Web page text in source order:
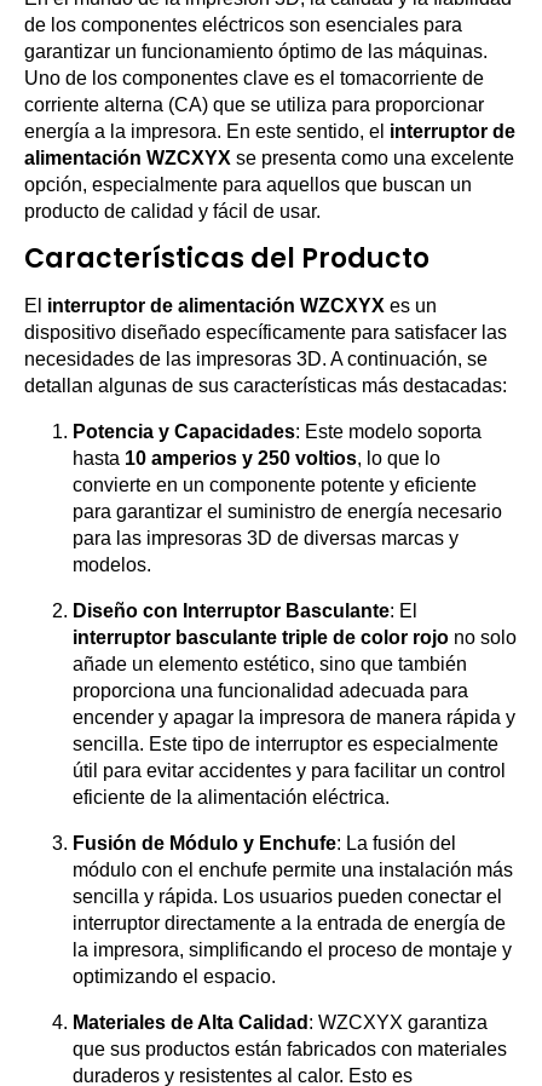
de los componentes eléctricos son esenciales para
garantizar un funcionamiento óptimo de las máquinas.
Uno de los componentes clave es el tomacorriente de
corriente alterna (CA) que se utiliza para proporcionar
energía a la impresora. En este sentido, el interruptor de
alimentación WZCXYX se presenta como una excelente
opción, especialmente para aquellos que buscan un
producto de calidad y fácil de usar.
Características del Producto
El interruptor de alimentación WZCXYX es un
dispositivo diseñado específicamente para satisfacer las
necesidades de las impresoras 3D. A continuación, se
detallan algunas de sus características más destacadas:
Potencia y Capacidades: Este modelo soporta
hasta 10 amperios y 250 voltios, lo que lo
convierte en un componente potente y eficiente
para garantizar el suministro de energía necesario
para las impresoras 3D de diversas marcas y
modelos.
Diseño con Interruptor Basculante: El
interruptor basculante triple de color rojo no solo
añade un elemento estético, sino que también
proporciona una funcionalidad adecuada para
encender y apagar la impresora de manera rápida y
sencilla. Este tipo de interruptor es especialmente
útil para evitar accidentes y para facilitar un control
eficiente de la alimentación eléctrica.
Fusión de Módulo y Enchufe: La fusión del
módulo con el enchufe permite una instalación más
sencilla y rápida. Los usuarios pueden conectar el
interruptor directamente a la entrada de energía de
la impresora, simplificando el proceso de montaje y
optimizando el espacio.
Materiales de Alta Calidad : WZCXYX garantiza
que sus productos están fabricados con materiales
duraderos y resistentes al calor. Esto es